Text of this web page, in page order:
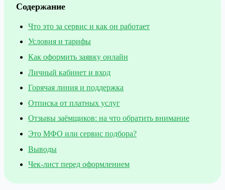
Содержание
Что это за сервис и как он работает
Условия и тарифы
Как оформить заявку онлайн
Личный кабинет и вход
Горячая линия и поддержка
Отписка от платных услуг
Отзывы заёмщиков: на что обратить внимание
Это МФО или сервис подбора?
Выводы
Чек-лист перед оформлением